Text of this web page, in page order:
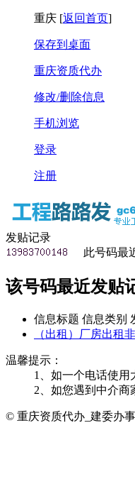
重庆 [返回首页]
保存到桌面
重庆资质代办
修改/删除信息
手机浏览
登录
注册
发贴记录
此号码最
该号码最近发贴
信息标题 信息类别
（出租）厂房出租
温馨提示：
1、如一个电话使
2、如您遇到中介商
© 重庆资质代办_建委办